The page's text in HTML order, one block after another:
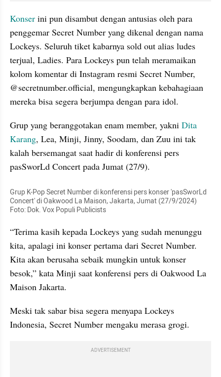
Konser ini pun disambut dengan antusias oleh para
penggemar Secret Number yang dikenal dengan nama
Lockeys. Seluruh tiket kabarnya sold out alias ludes
terjual, Ladies. Para Lockeys pun telah meramaikan
kolom komentar di Instagram resmi Secret Number,
@secretnumber.official, mengungkapkan kebahagiaan
mereka bisa segera berjumpa dengan para idol.
Grup yang beranggotakan enam member, yakni Dita
Karang, Lea, Minji, Jinny, Soodam, dan Zuu ini tak
kalah bersemangat saat hadir di konferensi pers
pasSworLd Concert pada Jumat (27/9).
Grup K-Pop Secret Number di konferensi pers konser 'pasSworLd
Concert' di Oakwood La Maison, Jakarta, Jumat (27/9/2024)
Foto: Dok. Vox Populi Publicists
“Terima kasih kepada Lockeys yang sudah menunggu
kita, apalagi ini konser pertama dari Secret Number.
Kita akan berusaha sebaik mungkin untuk konser
besok,” kata Minji saat konferensi pers di Oakwood La
Maison Jakarta.
Meski tak sabar bisa segera menyapa Lockeys
Indonesia, Secret Number mengaku merasa grogi.
ADVERTISEMENT